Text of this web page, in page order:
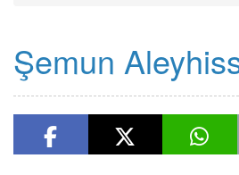
Şemun